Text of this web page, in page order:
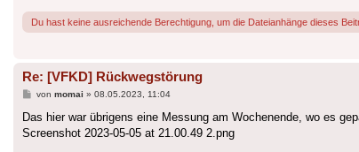
Du hast keine ausreichende Berechtigung, um die Dateianhänge dieses
Re: [VFKD] Rückwegstörung
Beitrag
von momai » 08.05.2023, 11:04
Das hier war übrigens eine Messung am Wochenende, wo es
Screenshot 2023-05-05 at 21.00.49 2.png